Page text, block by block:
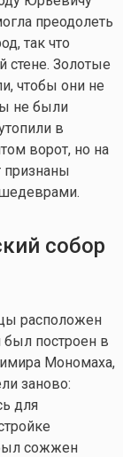
преодолеть
так что
стене. Золотые
чтобы они не
не были
в
ворот, но на
признаны
собор
расположен
был построен в
Мономаха,
заново:
для
сожжен